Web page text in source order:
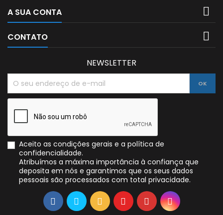
A SUA CONTA 
CONTATO 
NEWSLETTER
Aceito as condições gerais e a política de
confidencialidade.
Atribuímos a máxima importância à confiança que
deposita em nós e garantimos que os seus dados
pessoais são processados com total privacidade.